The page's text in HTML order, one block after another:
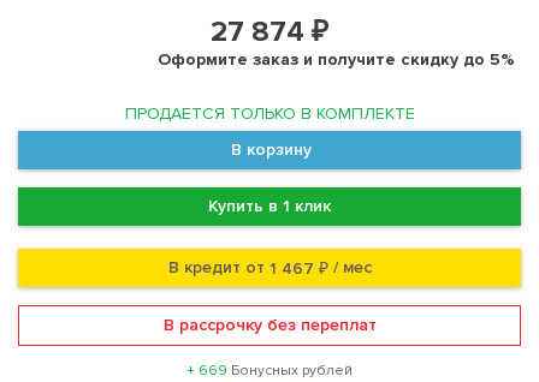
27 874 ₽
Оформите заказ и получите скидку до 5%
ПРОДАЕТСЯ ТОЛЬКО В КОМПЛЕКТЕ
В корзину
Купить в 1 клик
В кредит от 1 467 ₽/ мес
В рассрочку без переплат
+ 669 Бонусных рублей